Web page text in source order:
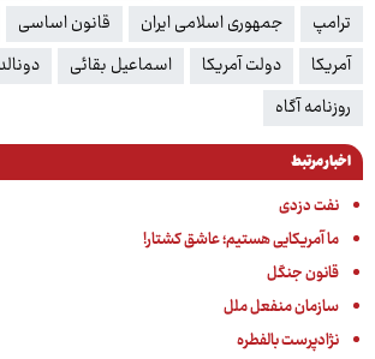
ترامپ
جمهوری اسلامی ایران قانون اساسی
آمریکا
دولت آمریکا اسماعیل بقائی
روزنامه آگاه
اخبار مرتبط
نفت دزدی
ما آمریکایی هستیم؛ عاشق کشتار!
قانون جنگل
سازمان منفعل ملل
نژادپرست بالفطره